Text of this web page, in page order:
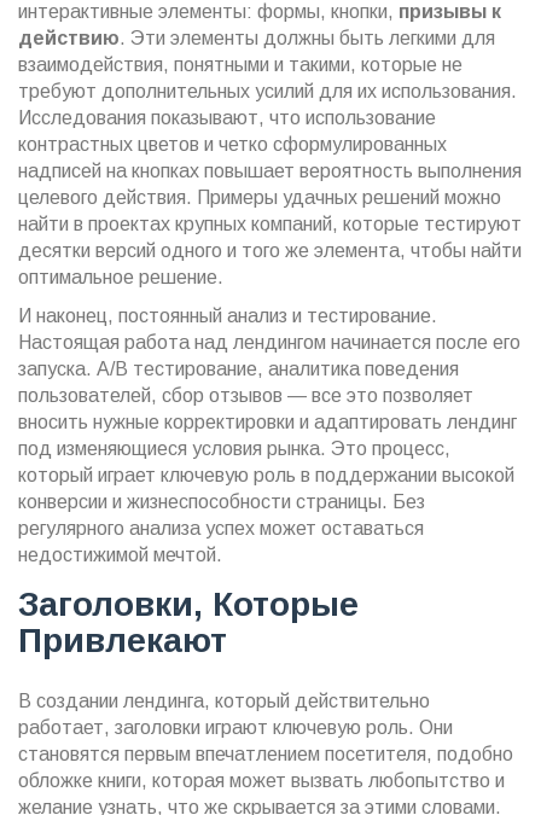
интерактивные элементы: формы, кнопки, призывы к
действию. Эти элементы должны быть легкими для
взаимодействия, понятными и такими, которые не
требуют дополнительных усилий для их использования.
Исследования показывают, что использование
контрастных цветов и четко сформулированных
надписей на кнопках повышает вероятность выполнения
целевого действия. Примеры удачных решений можно
найти в проектах крупных компаний, которые тестируют
десятки версий одного и того же элемента, чтобы найти
оптимальное решение.
И наконец, постоянный анализ и тестирование.
Настоящая работа над лендингом начинается после его
запуска. A/B тестирование, аналитика поведения
пользователей, сбор отзывов — все это позволяет
вносить нужные корректировки и адаптировать лендинг
под изменяющиеся условия рынка. Это процесс,
который играет ключевую роль в поддержании высокой
конверсии и жизнеспособности страницы. Без
регулярного анализа успех может оставаться
недостижимой мечтой.
Заголовки, Которые
Привлекают
В создании лендинга, который действительно
работает, заголовки играют ключевую роль. Они
становятся первым впечатлением посетителя, подобно
обложке книги, которая может вызвать любопытство и
желание узнать, что же скрывается за этими словами.